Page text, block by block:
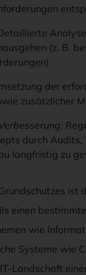
(z. B.
der
zusätzlicher
:
durch
langfristig zu
ist
einen
wie
Systeme wie
Landschaft